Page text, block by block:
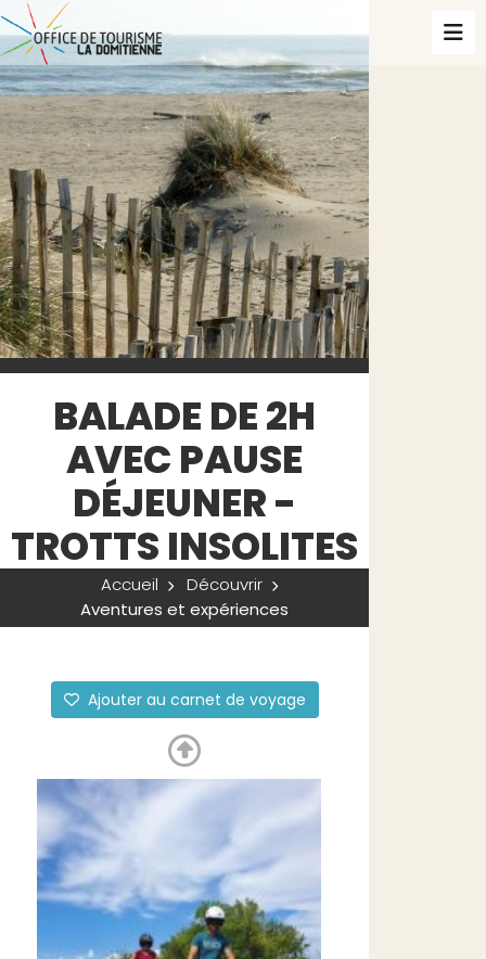
BALADE DE 2H
AVEC PAUSE
DÉJEUNER -
TROTTS INSOLITES
Accueil
Découvrir
Aventures et expériences
Ajouter au carnet de voyage